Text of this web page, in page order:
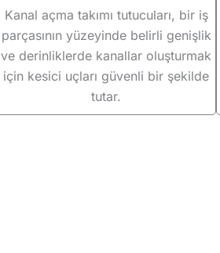
Kanal açma takımı tutucuları, bir iş
parçasının yüzeyinde belirli genişlik
ve derinliklerde kanallar oluşturmak
için kesici uçları güvenli bir şekilde
tutar.